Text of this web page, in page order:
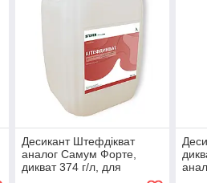
Десикант Штефдікват
аналог Самум Форте,
дикват 374 г/л, для